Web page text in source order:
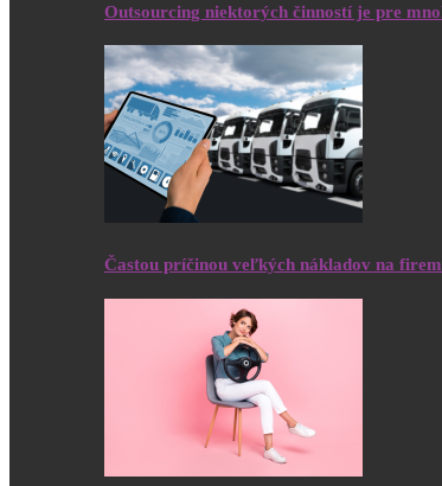
Outsourcing niektorých činností je pre
Častou príčinou veľkých nákladov na